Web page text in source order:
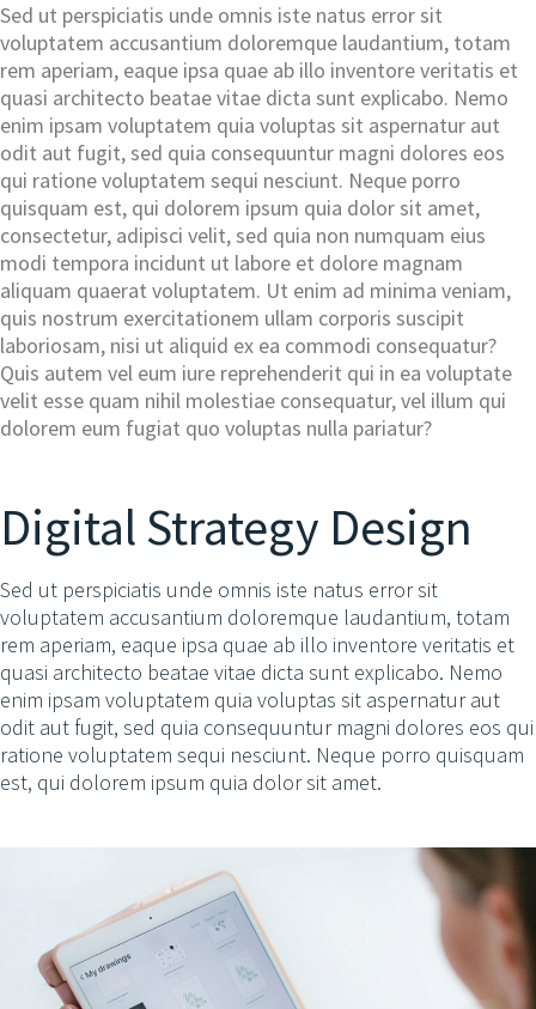
Sed ut perspiciatis unde omnis iste natus error sit
voluptatem accusantium doloremque laudantium, totam
rem aperiam, eaque ipsa quae ab illo inventore veritatis et
quasi architecto beatae vitae dicta sunt explicabo. Nemo
enim ipsam voluptatem quia voluptas sit aspernatur aut
odit aut fugit, sed quia consequuntur magni dolores eos
qui ratione voluptatem sequi nesciunt. Neque porro
quisquam est, qui dolorem ipsum quia dolor sit amet,
consectetur, adipisci velit, sed quia non numquam eius
modi tempora incidunt ut labore et dolore magnam
aliquam quaerat voluptatem. Ut enim ad minima veniam,
quis nostrum exercitationem ullam corporis suscipit
laboriosam, nisi ut aliquid ex ea commodi consequatur?
Quis autem vel eum iure reprehenderit qui in ea voluptate
velit esse quam nihil molestiae consequatur, vel illum qui
dolorem eum fugiat quo voluptas nulla pariatur?
Digital Strategy Design
Sed ut perspiciatis unde omnis iste natus error sit
voluptatem accusantium doloremque laudantium, totam
rem aperiam, eaque ipsa quae ab illo inventore veritatis et
quasi architecto beatae vitae dicta sunt explicabo. Nemo
enim ipsam voluptatem quia voluptas sit aspernatur aut
odit aut fugit, sed quia consequuntur magni dolores eos qui
ratione voluptatem sequi nesciunt. Neque porro quisquam
est, qui dolorem ipsum quia dolor sit amet.